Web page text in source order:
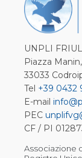
UNPLI
Piazza
33033
Tel +39 0432
E-mail
PEC
CF / PI
Associazione